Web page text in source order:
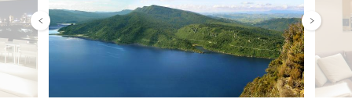
Land
Postleitzahl